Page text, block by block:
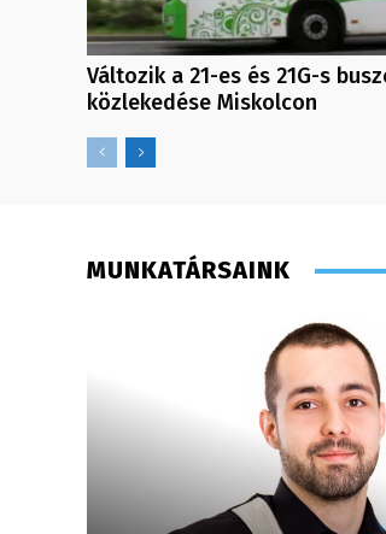
Változik a 21-es és 21G-s
közlekedése Miskolcon
MUNKATÁRSAINK